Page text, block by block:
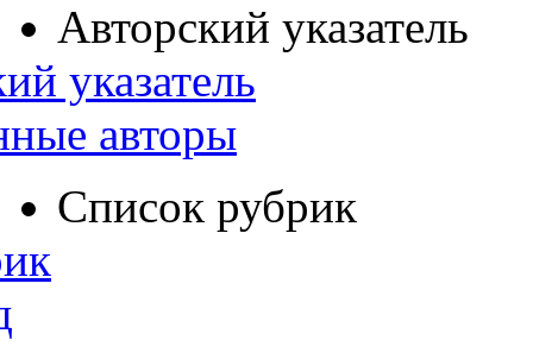
Авторский указатель
указатель
авторы
Список рубрик